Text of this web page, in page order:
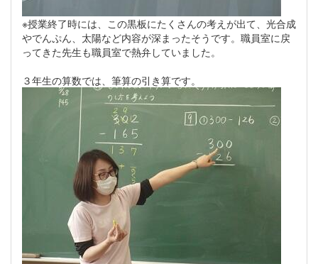
※授業終了時には、この黒板にたくさんの考えが出て、光合成
やでんぷん、太陽など内容が深まったそうです。職員室に戻
ってきた先生も職員室で熱弁していました。
３年生の算数では、筆算の引き算です。